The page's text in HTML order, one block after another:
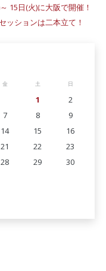
15日(火)に大阪で開催！
ッションは二本立て！
金 土 日
1
2
7 8
9
14 15
16
21 22
23
28 29
30